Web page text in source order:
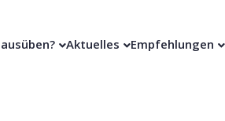
Aktuelles Empfehlungen